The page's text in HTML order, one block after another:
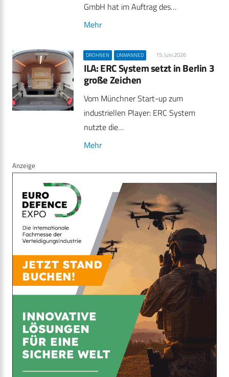
GmbH hat im Auftrag des…
Mehr
DROHNEN UNMANNED 15. Juni 2026
ILA: ERC System setzt in Berlin 3
große Zeichen
Vom Münchner Start-up zum
industriellen Player: ERC System
nutzte die…
Mehr
Anzeige